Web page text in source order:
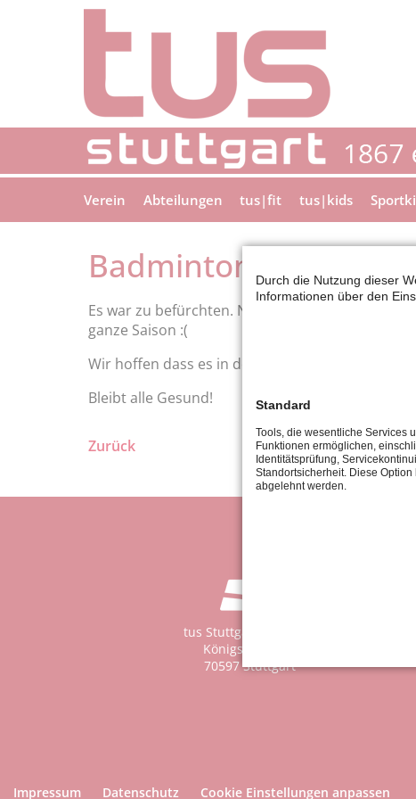
Verein Abteilungen tus|fit tus|kids
Badminton: Saison
Es war zu befürchten. Nun ist es Gewissheit.
ganze Saison :(
Wir hoffen dass es in der Saison 21/22 wieder los
Bleibt alle Gesund!
Zurück
tus Stuttgart 1867 e.V.
Königsträßle 37
70597 Stuttgart
Impressum Datenschutz Cookie Einstellungen anpassen
Durch die Nutzung dieser
Informationen über den
Standard
Tools, die wesentliche Services
Funktionen ermöglichen,
Identitätsprüfung,
Standortsicherheit. Diese Option
abgelehnt werden.